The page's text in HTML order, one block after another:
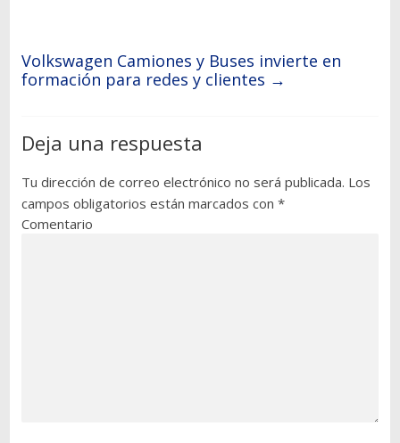
Volkswagen Camiones y Buses invierte en
formación para redes y clientes →
Deja una respuesta
Tu dirección de correo electrónico no será publicada. Los
campos obligatorios están marcados con *
Comentario